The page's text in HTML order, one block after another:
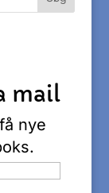
mail
nye